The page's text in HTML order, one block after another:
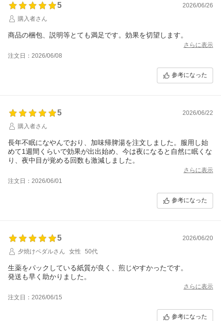
5
2026/06/26
購入者さん
商品の梱包、説明等とても満足です。効果を切望します。
さらに表示
注文日：2026/06/08
参考になった
5
2026/06/22
購入者さん
長年不眠になやんでおり、加味帰脾湯を注文しました。服用し始
めて1週間くらいで効果が出出始め、今は夜になると自然に眠くな
り、夜中目が覚める回数も激減しました。
さらに表示
注文日：2026/06/01
参考になった
5
2026/06/20
夕焼けペダルさん
女性 50代
生薬をパックしている紙質が良く、煎じやすかったです。
発送も早く助かりました。
さらに表示
注文日：2026/06/15
参考になった